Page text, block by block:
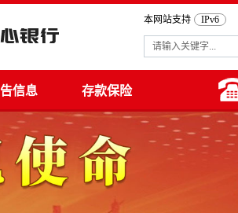
本网站支持 IPv6
信息 存款保险